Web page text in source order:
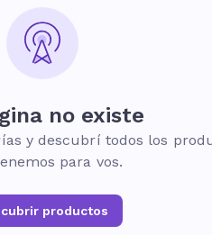
no existe
y descubrí todos los
para vos.
productos